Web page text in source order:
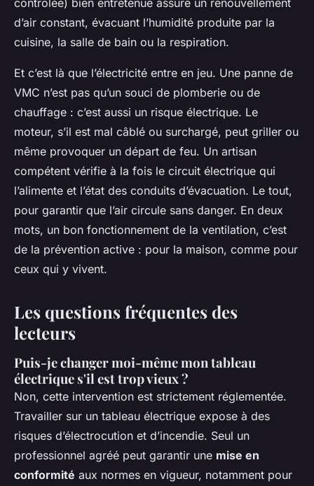
d’air constant, évacuant l’humidité produite par la
cuisine, la salle de bain ou la respiration.
Et c’est là que l’électricité entre en jeu. Une panne de
VMC n’est pas qu’un souci de plomberie ou de
chauffage : c’est aussi un risque électrique. Le
moteur, s’il est mal câblé ou surchargé, peut griller ou
même provoquer un départ de feu. Un artisan
compétent vérifie à la fois le circuit électrique qui
l’alimente et l’état des conduits d’évacuation. Le tout,
pour garantir que l’air circule sans danger. En deux
mots, un bon fonctionnement de la ventilation, c’est
de la prévention active : pour la maison, comme pour
ceux qui y vivent.
Les questions fréquentes des
lecteurs
Puis-je changer moi-même mon tableau
électrique s'il est trop vieux ?
Non, cette intervention est strictement réglementée.
Travailler sur un tableau électrique expose à des
risques d’électrocution et d’incendie. Seul un
professionnel agréé peut garantir une mise en
conformité aux normes en vigueur, notamment pour